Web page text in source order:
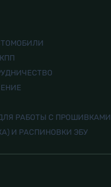
РАБОТЫ С ПРОШИВКАМИ
И РАСПИНОВКИ ЭБУ